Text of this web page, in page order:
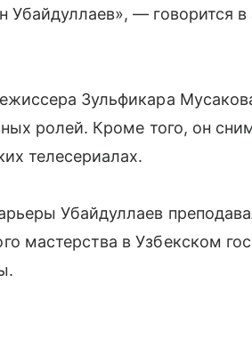
Убайдуллаев», — говорится в
Зульфикара
ролей. Кроме того, он
телесериалах.
Убайдуллаев
мастерства в Узбекском